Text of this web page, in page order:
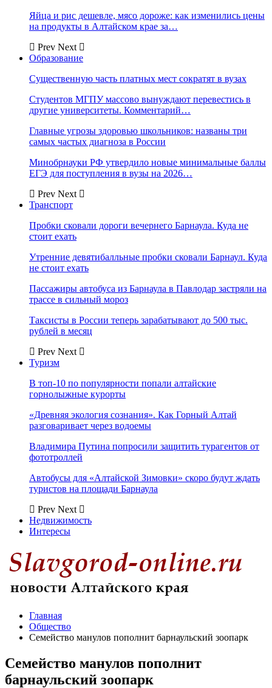
Яйца и рис дешевле, мясо дороже: как изменились цены
на продукты в Алтайском крае за…
Prev Next
Образование
Существенную часть платных мест сократят в вузах
Студентов МГПУ массово вынуждают перевестись в
другие университеты. Комментарий…
Главные угрозы здоровью школьников: названы три
самых частых диагноза в России
Минобрнауки РФ утвердило новые минимальные баллы
ЕГЭ для поступления в вузы на 2026…
Prev Next
Транспорт
Пробки сковали дороги вечернего Барнаула. Куда не
стоит ехать
Утренние девятибалльные пробки сковали Барнаул. Куда
не стоит ехать
Пассажиры автобуса из Барнаула в Павлодар застряли на
трассе в сильный мороз
Таксисты в России теперь зарабатывают до 500 тыс.
рублей в месяц
Prev Next
Туризм
В топ-10 по популярности попали алтайские
горнолыжные курорты
«Древняя экология сознания». Как Горный Алтай
разговаривает через водоемы
Владимира Путина попросили защитить турагентов от
фототроллей
Автобусы для «Алтайской Зимовки» скоро будут ждать
туристов на площади Барнаула
Prev Next
Недвижимость
Интересы
Главная
Общество
Семейство манулов пополнит барнаульский зоопарк
Семейство манулов пополнит
барнаульский зоопарк